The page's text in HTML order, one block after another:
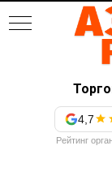
4,7
Рейтинг